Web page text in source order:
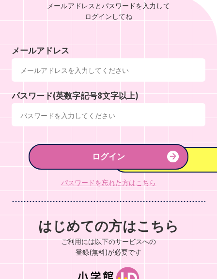
メールアドレスとパスワードを入力して
ログインしてね
メールアドレス
パスワード(英数字記号8文字以上)
ログイン
パスワードを忘れた方はこちら
はじめての方はこちら
ご利用には以下のサービスへの
登録(無料)が必要です